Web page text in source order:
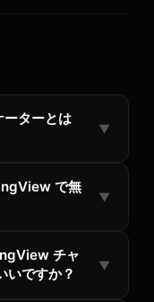
ターとは
▼
で無
▼
チャ
いですか？
▼